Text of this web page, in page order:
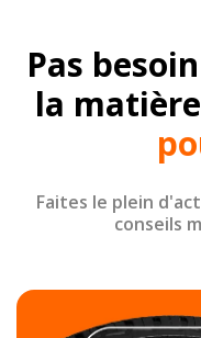
Pas
la
Faites le plein
conseils